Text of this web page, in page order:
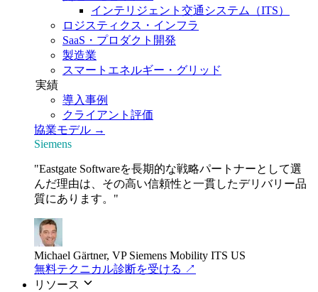
インテリジェント交通システム（ITS）
ロジスティクス・インフラ
SaaS・プロダクト開発
製造業
スマートエネルギー・グリッド
実績
導入事例
クライアント評価
協業モデル →
Siemens
"Eastgate Softwareを長期的な戦略パートナーとして選
んだ理由は、その高い信頼性と一貫したデリバリー品
質にあります。"
Michael Gärtner, VP Siemens Mobility ITS US
無料テクニカル診断を受ける ↗
リソース